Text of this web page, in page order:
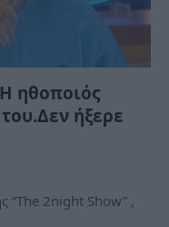
ηθοποιός
ήξερε
“The 2night Show” ,